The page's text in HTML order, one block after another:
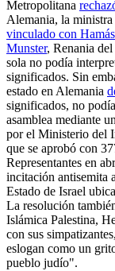
Metropolitana
Alemania, la
vinculado con Hamás
Munster, Renania
sola no podía
significados. Sin
estado en Alemania
significados, no
asamblea mediante
por el Ministerio del
que se aprobó con
Representantes en
incitación antisemita
Estado de Israel
La resolución
Islámica Palestina,
con sus
eslogan como un
pueblo judío".